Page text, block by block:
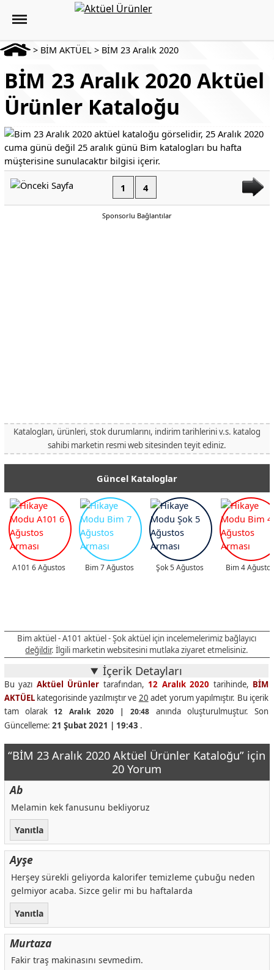
> BİM AKTÜEL > BİM 23 Aralık 2020
BİM 23 Aralık 2020 Aktüel
Ürünler Kataloğu
1 4
Sponsorlu Bağlantılar
Katalogları, ürünleri, stok durumlarını, indirim tarihlerini v.s. katalog
sahibi marketin resmi web sitesinden teyit ediniz.
Güncel Kataloglar
A101 6 Ağustos Bim 7 Ağustos Şok 5 Ağustos Bim 4 Ağustos
Bim aktüel - A101 aktüel - Şok aktüel için incelemelerimiz bağlayıcı
değildir. İlgili marketin websitesini mutlaka ziyaret etmelisiniz.
İçerik Detayları
Bu yazı Aktüel Ürünler tarafından, 12 Aralık 2020 tarihinde, BİM
AKTÜELkategorisinde yazılmıştır ve 20 adet yorum yapılmıştır. Bu içerik
tam olarak 12 Aralık 2020 | 20:48 anında oluşturulmuştur. Son
Güncelleme: 21 Şubat 2021 | 19:43 .
“BİM 23 Aralık 2020 Aktüel Ürünler Kataloğu” için
20 Yorum
Ab
Melamin kek fanusunu bekliyoruz
Yanıtla
Ayşe
Herşey sürekli geliyorda kalorifer temizleme çubuğu neden
gelmiyor acaba. Sizce gelir mi bu haftalarda
Yanıtla
Murtaza
Fakir traş makinasını sevmedim.